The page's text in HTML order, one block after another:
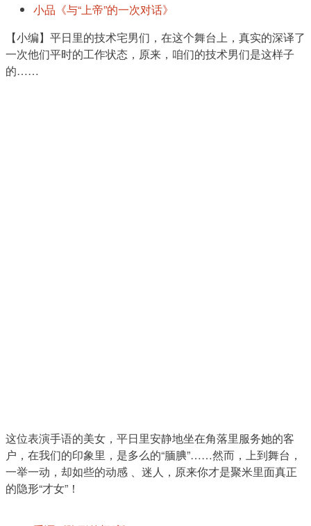
小品 《与“上帝”的一次对话》
【小编】平日里的技术宅男们，在这个舞台上，真实的深译了
一次他们平时的工作状态，原来，咱们的技术男们是这样子
的……
这位表演手语的美女，平日里安静地坐在角落里服务她的客
户，在我们的印象里，是多么的“腼腆”……然而，上到舞台，
一举一动，却如些的动感 、迷人，原来你才是聚米里面真正
的隐形“才女”！